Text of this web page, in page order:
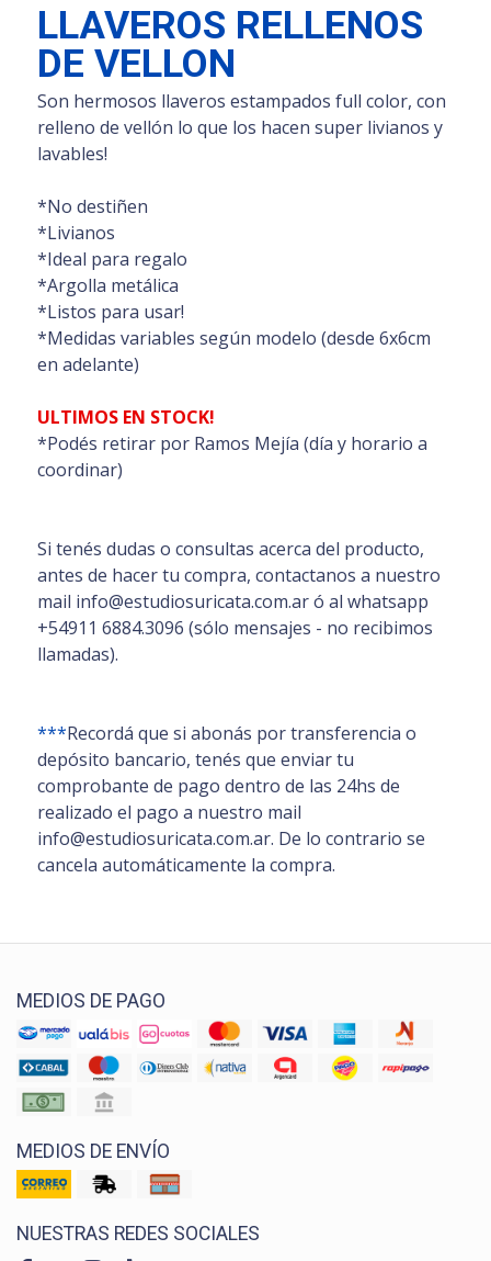
LLAVEROS RELLENOS
DE VELLON
Son hermosos llaveros estampados full color, con
relleno de vellón lo que los hacen super livianos y
lavables!
*No destiñen
*Livianos
*Ideal para regalo
*Argolla metálica
*Listos para usar!
*Medidas variables según modelo (desde 6x6cm
en adelante)
ULTIMOS EN STOCK!
*Podés retirar por Ramos Mejía (día y horario a
coordinar)
Si tenés dudas o consultas acerca del producto,
antes de hacer tu compra, contactanos a nuestro
mail info@estudiosuricata.com.ar ó al whatsapp
+54911 6884.3096 (sólo mensajes - no recibimos
llamadas).
***Recordá que si abonás por transferencia o
depósito bancario, tenés que enviar tu
comprobante de pago dentro de las 24hs de
realizado el pago a nuestro mail
info@estudiosuricata.com.ar. De lo contrario se
cancela automáticamente la compra.
MEDIOS DE PAGO
MEDIOS DE ENVÍO
NUESTRAS REDES SOCIALES